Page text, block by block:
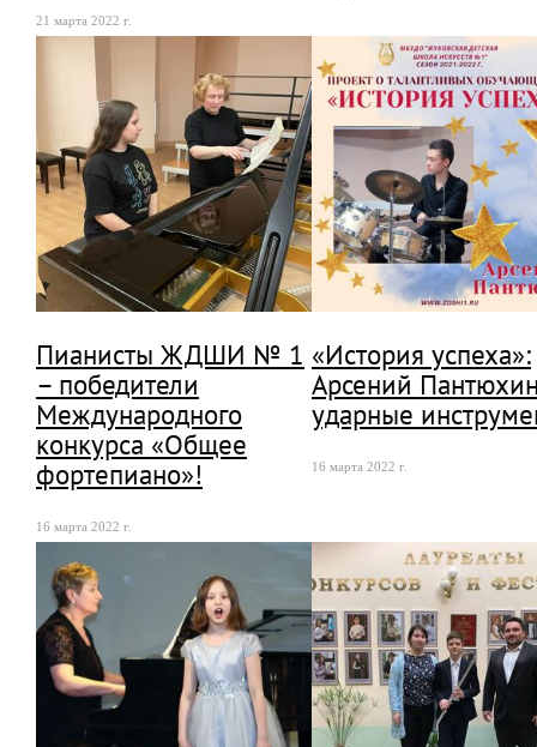
21 марта 2022 г.
Пианисты ЖДШИ № 1
– победители
Международного
конкурса «Общее
фортепиано»!
16 марта 2022 г.
«История успеха»:
Арсений
ударные
16 марта 2022 г.